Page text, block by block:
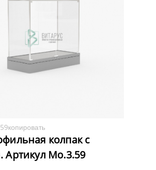
копировать
колпак с
Артикул Мо.3.59